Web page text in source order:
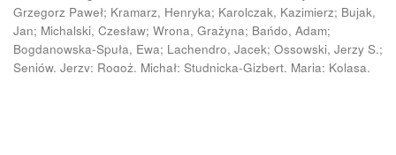
Grzegorz Paweł; Kramarz, Henryka; Karolczak, Kazimierz; Bujak,
Jan; Michalski, Czesław; Wrona, Grażyna; Bańdo, Adam;
Bogdanowska-Spuła, Ewa; Lachendro, Jacek; Ossowski, Jerzy S.;
Seniów, Jerzy; Rogoż, Michał; Studnicka-Gizbert, Maria; Kolasa,